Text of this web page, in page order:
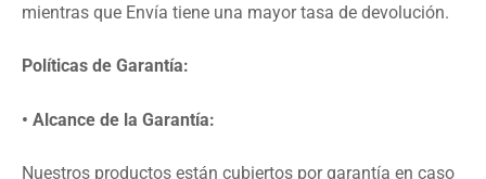
mientras que Envía tiene una mayor tasa de devolución.
Políticas de Garantía:
• Alcance de la Garantía:
Nuestros productos están cubiertos por garantía en caso